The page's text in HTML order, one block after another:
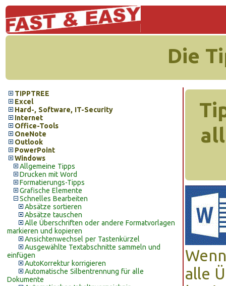
Die
TIPPTREE
Excel
Hard-, Software, IT-Security
Internet
Office-Tools
OneNote
Outlook
PowerPoint
Windows
Allgemeine Tipps
Drucken mit Word
Formatierungs-Tipps
Grafische Elemente
Schnelles Bearbeiten
Absätze sortieren
Absätze tauschen
Alle Überschriften oder andere Formatvorlagen
markieren und kopieren
Ansichtenwechsel per Tastenkürzel
Ausgewählte Textabschnitte sammeln und
einfügen
AutoKorrektur korrigieren
Automatische Silbentrennung für alle
Dokumente
alle